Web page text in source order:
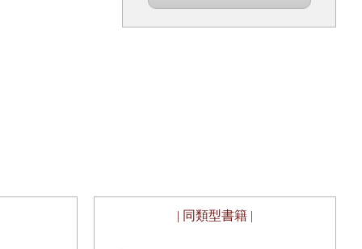
| 同類型書籍 |